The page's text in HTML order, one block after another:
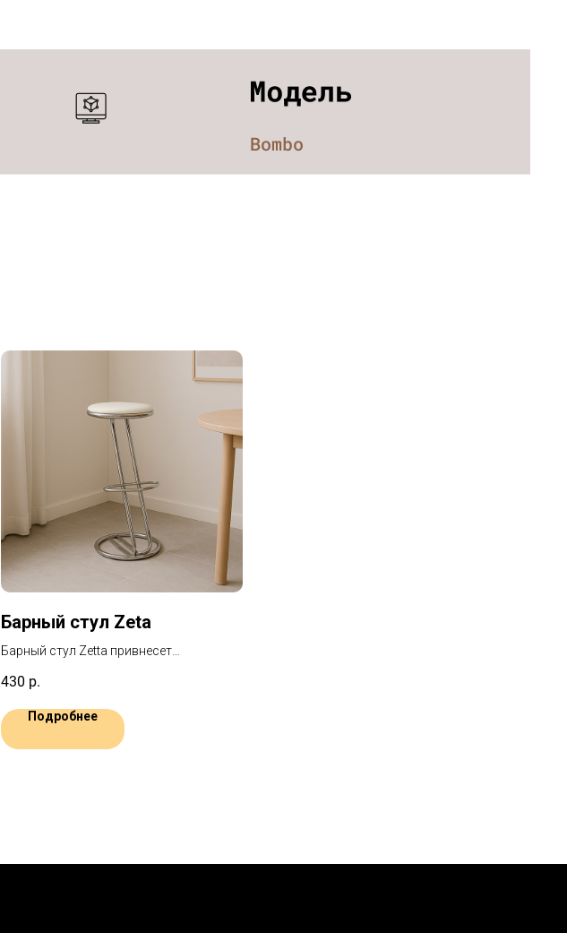
Барный стул Zeta
Барный стул Zetta привнесет
мероприятие. Его уникальный Z-
образный дизайн каркаса с
серебристым покрытием станет ярким
акцентом.
430 р.
Подробнее